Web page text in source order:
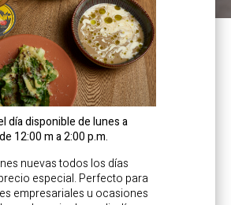
día disponible de lunes a
12:00 m a 2:00 p.m.
nuevas todos los días
especial. Perfecto para
empresariales u ocasiones